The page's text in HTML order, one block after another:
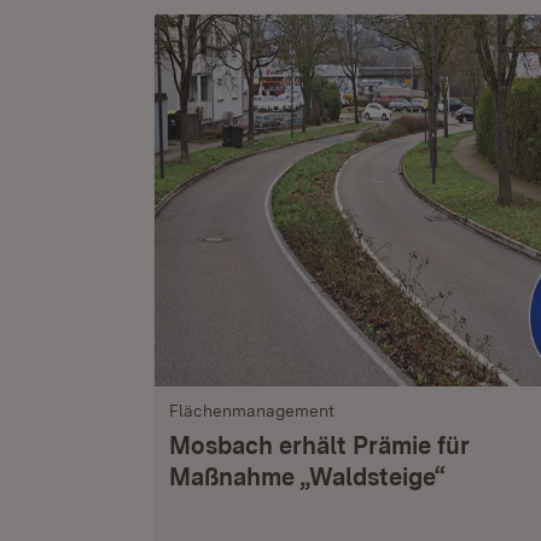
Flächenmanagement
Mosbach erhält Prämie für
Maßnahme „Waldsteige“